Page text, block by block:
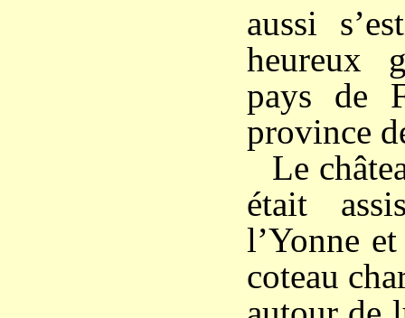
aussi
heureux
pays de
province
Le
était
l’Yonne
coteau